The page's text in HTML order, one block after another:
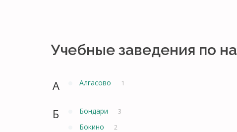
Учебные заведения по
А Алгасово 1
Б Бондари 3
Бокино 2